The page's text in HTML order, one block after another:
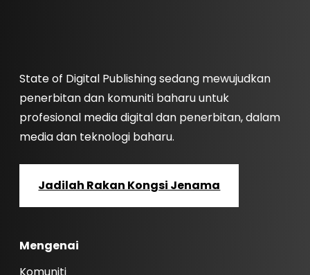
State of Digital Publishing sedang mewujudkan
penerbitan dan komuniti baharu untuk
profesional media digital dan penerbitan, dalam
media dan teknologi baharu.
Jadilah Rakan Kongsi Jenama
Mengenai
Komuniti